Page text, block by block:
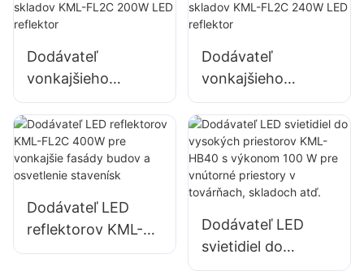
a osvetlenie
reklamných
nápisov
Dodávateľ
vonkajšieho
osvetlenia
parkovísk a skladov
KML-FL2C 200W
LED reflektor
Dodávateľ
vonkajšieho
osvetlenia
parkovísk a skladov
KML-FL2C 240W
LED reflektor
Dodávateľ LED
reflektorov KML-
FL2C 400W pre
Dodávateľ LED
svietidiel do
vysokých